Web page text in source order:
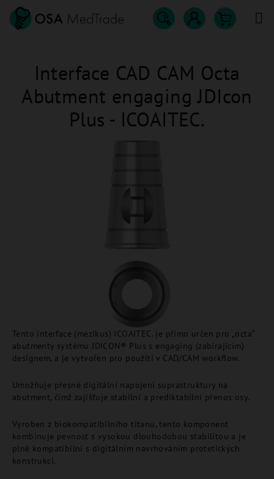
Přejít
obsah
Hledat
košík
Tento interface (mezikus) ICOAITEC. je přímo určen pro „octa“
abutmenty systému JDICON® Plus s engaging (zabírajícím)
designem, a je vytvořen pro použití v CAD/CAM workflow.
Umožňuje přesné digitální napojení suprastruktury na
abutment, čímž zajišťuje stabilní a prediktabilní přenos osy.
Vyroben z biokompatibilního titanu, tento komponent
kombinuje pevnost s vysokou dlouhodobou stabilitou a je
plně kompatibilní s digitálním navrhováním protetických
konstrukcí.
Interface CAD CAM Octa
Abutment engaging JDIcon
Plus - ICOAITEC.